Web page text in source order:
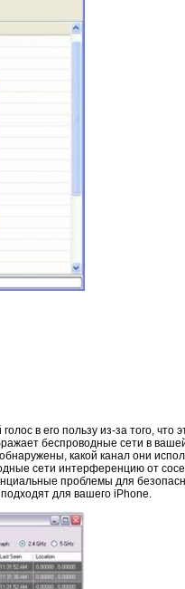
в его пользу из-за того, что
беспроводные сети в
какой канал они
сети интерференцию от
проблемы для
для вашего iPhone.